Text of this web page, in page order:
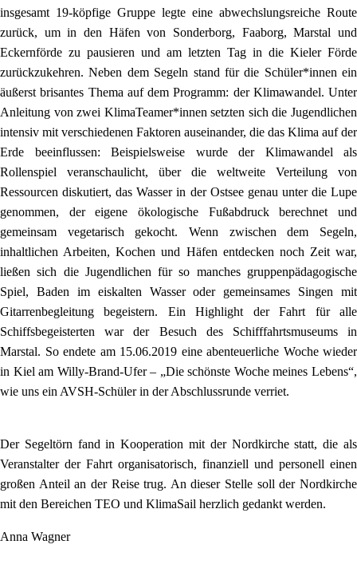
insgesamt 19-köpfige Gruppe legte eine abwechslungsreiche Route
zurück, um in den Häfen von Sonderborg, Faaborg, Marstal und
Eckernförde zu pausieren und am letzten Tag in die Kieler Förde
zurückzukehren. Neben dem Segeln stand für die Schüler*innen ein
äußerst brisantes Thema auf dem Programm: der Klimawandel. Unter
Anleitung von zwei KlimaTeamer*innen setzten sich die Jugendlichen
intensiv mit verschiedenen Faktoren auseinander, die das Klima auf der
Erde beeinflussen: Beispielsweise wurde der Klimawandel als
Rollenspiel veranschaulicht, über die weltweite Verteilung von
Ressourcen diskutiert, das Wasser in der Ostsee genau unter die Lupe
genommen, der eigene ökologische Fußabdruck berechnet und
gemeinsam vegetarisch gekocht. Wenn zwischen dem Segeln,
inhaltlichen Arbeiten, Kochen und Häfen entdecken noch Zeit war,
ließen sich die Jugendlichen für so manches gruppenpädagogische
Spiel, Baden im eiskalten Wasser oder gemeinsames Singen mit
Gitarrenbegleitung begeistern. Ein Highlight der Fahrt für alle
Schiffsbegeisterten war der Besuch des Schifffahrtsmuseums in
Marstal. So endete am 15.06.2019 eine abenteuerliche Woche wieder
in Kiel am Willy-Brand-Ufer – „Die schönste Woche meines Lebens“,
wie uns ein AVSH-Schüler in der Abschlussrunde verriet.
Der Segeltörn fand in Kooperation mit der Nordkirche statt, die als
Veranstalter der Fahrt organisatorisch, finanziell und personell einen
großen Anteil an der Reise trug. An dieser Stelle soll der Nordkirche
mit den Bereichen TEO und KlimaSail herzlich gedankt werden.
Anna Wagner